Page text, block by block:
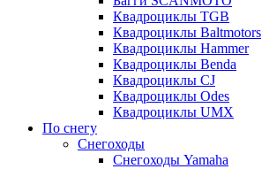
Квадроциклы TGB
Квадроциклы Baltmotors
Квадроциклы Hammer
Квадроциклы Benda
Квадроциклы CJ
Квадроциклы Odes
Квадроциклы UMX
По снегу
Снегоходы
Снегоходы Yamaha